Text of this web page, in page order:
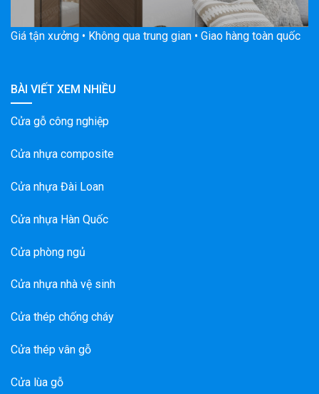
Giá tận xưởng • Không qua trung gian • Giao hàng toàn quốc
BÀI VIẾT XEM NHIỀU
Cửa gỗ công nghiệp
Cửa nhựa composite
Cửa nhựa Đài Loan
Cửa nhựa Hàn Quốc
Cửa phòng ngủ
Cửa nhựa nhà vệ sinh
Cửa thép chống cháy
Cửa thép vân gỗ
Cửa lùa gỗ